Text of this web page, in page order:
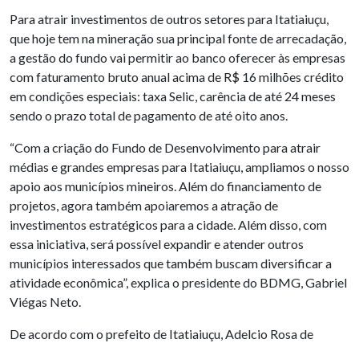
Para atrair investimentos de outros setores para Itatiaiuçu,
que hoje tem na mineração sua principal fonte de arrecadação,
a gestão do fundo vai permitir ao banco oferecer às empresas
com faturamento bruto anual acima de R$ 16 milhões crédito
em condições especiais: taxa Selic, carência de até 24 meses
sendo o prazo total de pagamento de até oito anos.
“Com a criação do Fundo de Desenvolvimento para atrair
médias e grandes empresas para Itatiaiuçu, ampliamos o nosso
apoio aos municípios mineiros. Além do financiamento de
projetos, agora também apoiaremos a atração de
investimentos estratégicos para a cidade. Além disso, com
essa iniciativa, será possível expandir e atender outros
municípios interessados que também buscam diversificar a
atividade econômica”, explica o presidente do BDMG, Gabriel
Viégas Neto.
De acordo com o prefeito de Itatiaiuçu, Adelcio Rosa de